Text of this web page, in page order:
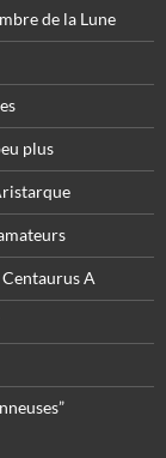
de la Lune
plus
A